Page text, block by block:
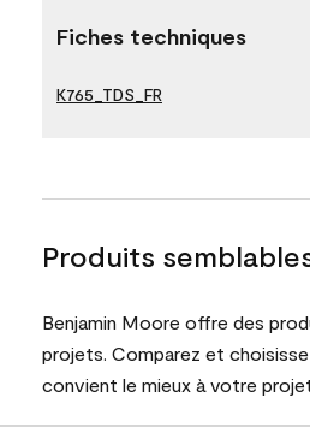
Fiches techniques
K765_TDS_FR
Produits
Benjamin Moore offre des
projets. Comparez et
convient le mieux à votre